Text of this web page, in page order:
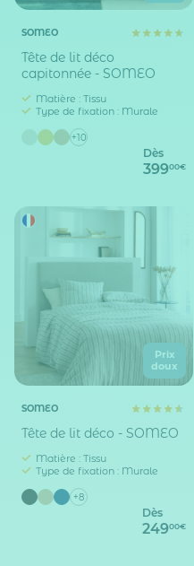
SOMEO
Tête de lit déco
capitonnée - SOMEO
Matière : Tissu
Type de fixation : Murale
+10
Dès
39900€
Prix
doux
SOMEO
Tête de lit déco - SOMEO
Matière : Tissu
Type de fixation : Murale
+8
Dès
24900€